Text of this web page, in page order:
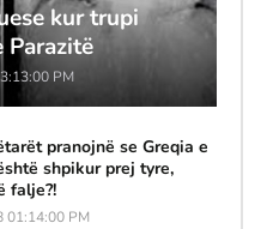
kur trupi
Parazitë
PM
pranojnë se Greqia e
shpikur prej tyre,
falje?!
01:14:00 PM